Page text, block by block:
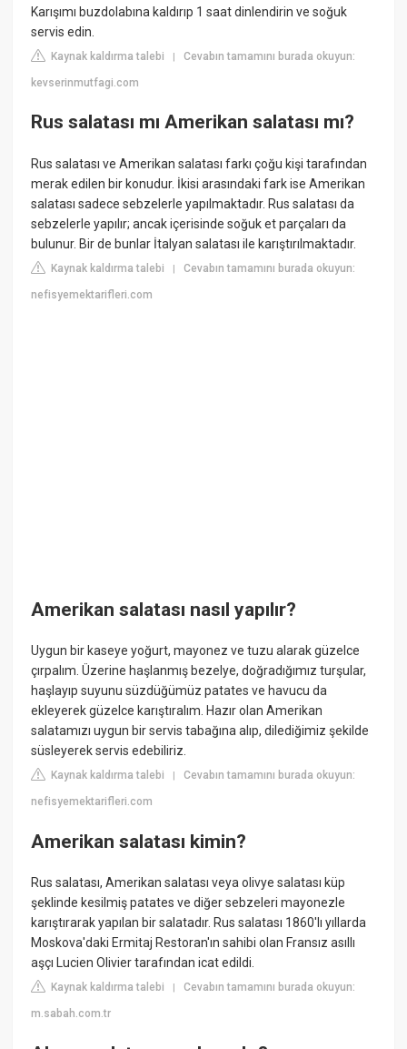
Karışımı buzdolabına kaldırıp 1 saat dinlendirin ve soğuk
servis edin.
Kaynak kaldırma talebi |Cevabın tamamını burada okuyun:
kevserinmutfagi.com
Rus salatası mı Amerikan salatası mı?
Rus salatası ve Amerikan salatası farkı çoğu kişi tarafından
merak edilen bir konudur. İkisi arasındaki fark ise Amerikan
salatası sadece sebzelerle yapılmaktadır. Rus salatası da
sebzelerle yapılır; ancak içerisinde soğuk et parçaları da
bulunur. Bir de bunlar İtalyan salatası ile karıştırılmaktadır.
Kaynak kaldırma talebi |Cevabın tamamını burada okuyun:
nefisyemektarifleri.com
Amerikan salatası nasıl yapılır?
Uygun bir kaseye yoğurt, mayonez ve tuzu alarak güzelce
çırpalım. Üzerine haşlanmış bezelye, doğradığımız turşular,
haşlayıp suyunu süzdüğümüz patates ve havucu da
ekleyerek güzelce karıştıralım. Hazır olan Amerikan
salatamızı uygun bir servis tabağına alıp, dilediğimiz şekilde
süsleyerek servis edebiliriz.
Kaynak kaldırma talebi |Cevabın tamamını burada okuyun:
nefisyemektarifleri.com
Amerikan salatası kimin?
Rus salatası, Amerikan salatası veya olivye salatası küp
şeklinde kesilmiş patates ve diğer sebzeleri mayonezle
karıştırarak yapılan bir salatadır. Rus salatası 1860'lı yıllarda
Moskova'daki Ermitaj Restoran'ın sahibi olan Fransız asıllı
aşçı Lucien Olivier tarafından icat edildi.
Kaynak kaldırma talebi |Cevabın tamamını burada okuyun:
m.sabah.com.tr